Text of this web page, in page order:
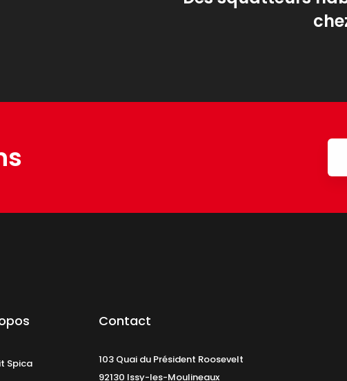
Spica
Contact
103 Quai du Président Roosevelt
92130 Issy-les-Moulineaux